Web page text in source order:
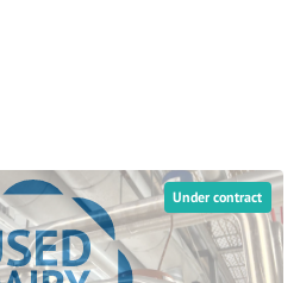
Under contract